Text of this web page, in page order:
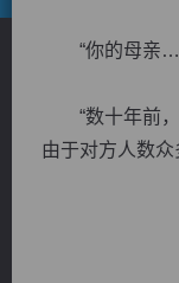
“你的母亲…怎
“数十年前，
由于对方人数